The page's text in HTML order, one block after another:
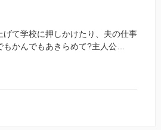
て学校に押しかけたり、夫の仕事
かんでもあきらめて?主人公…